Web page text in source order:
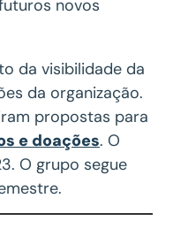
novos
da visibilidade da
da organização.
propostas para
e doações. O
O grupo segue